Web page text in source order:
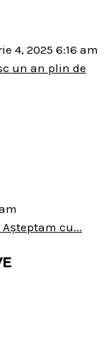
4, 2025 6:16 am
un an plin de
cu...